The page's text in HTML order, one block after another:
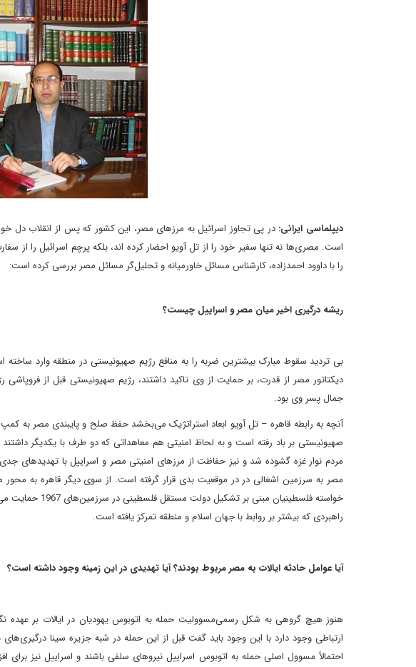
دیپلماسی ایرانی:در پی تجاوز اسرائیل به مرزهای مصر، این کشور که پس از انقلاب دل
است. مصری‌ها نه تنها سفیر خود را از تل آویو احضار کرده اند، بلکه پرچم اسرائیل را از
را با داوود احمدزاده، کارشناس مسائل خاورمیانه و تحلیل‌گر مسائل مصر بررسی کرده است:
ریشه درگیری اخیر میان مصر و اسراییل چیست؟
بی تردید سقوط مبارک بیشترین ضربه را به منافع رژیم صهیونیستی در منطقه وارد
دیکتاتور مصر از قدرت، بر حمایت از وی تاکید داشتند، رژیم صهیونیستی قبل از
جمال پسر وی بود.
آنچه به رابطه قاهره – تل آویو ابعاد استراتژیک می‌بخشد حفظ صلح و پایبندی مصر به
صهیونیستی بر باد رفته است و به لحاظ امنیتی هم معاهداتی که دو طرف با یکدیگر
مردم نوار غزه گشوده شد و نیز حفاظت از مرزهای امنیتی مصر و اسراییل با تهدیدهای
مصر به سرزمین اشغالی در در موقعیت بدی قرار گرفته است. از سوی دیگر قاهره به
خواسته
راهبردی که بیشتر بر روابط با جهان اسلام و منطقه تمرکز یافته است.
آیا عوامل حادثه ایالات به مصر مربوط بودند؟ آیا تهدیدی در این زمینه وجود داشته است؟
هنوز هیچ گروهی به شکل رسمی‌مسوولیت حمله به اتوبوس یهودیان در ایالات بر عهده
ارتباطی وجود دارد با این وجود باید گفت قبل از این حمله در شبه جزیره سینا
احتمالاً مسوول اصلی حمله به اتوبوس اسراییل نیروهای سلفی باشند و اسراییل نیز برای